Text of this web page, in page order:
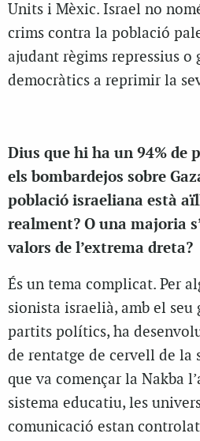
Units i Mèxic. Israel no
crims contra la població
ajudant règims repressius o
democràtics a reprimir la
Dius que hi ha un 94% de
els bombardejos sobre
població israeliana està
realment? O una majoria
valors de l’extrema dreta?
És un tema complicat. Per
sionista israelià, amb el
partits polítics, ha
de rentatge de cervell de la
que va començar la Nakba
sistema educatiu, les
comunicació estan